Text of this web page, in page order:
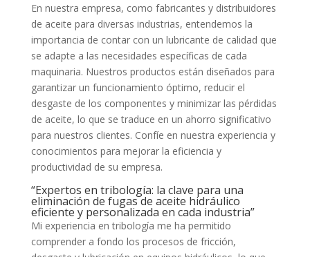
En nuestra empresa, como fabricantes y distribuidores
de aceite para diversas industrias, entendemos la
importancia de contar con un lubricante de calidad que
se adapte a las necesidades específicas de cada
maquinaria. Nuestros productos están diseñados para
garantizar un funcionamiento óptimo, reducir el
desgaste de los componentes y minimizar las pérdidas
de aceite, lo que se traduce en un ahorro significativo
para nuestros clientes. Confíe en nuestra experiencia y
conocimientos para mejorar la eficiencia y
productividad de su empresa.
“Expertos en tribología: la clave para una
eliminación de fugas de aceite hidráulico
eficiente y personalizada en cada industria”
Mi experiencia en tribología me ha permitido
comprender a fondo los procesos de fricción,